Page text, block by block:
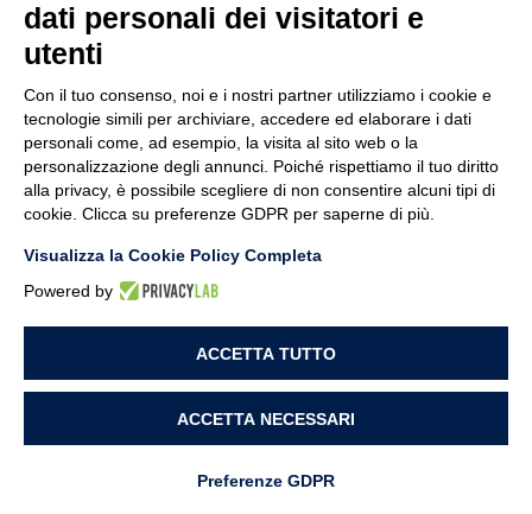
CHI SIAMO
LAVORA CON NOI
STL Connext Srl
dati personali dei visitatori e
utenti
Con il tuo consenso, noi e i nostri partner utilizziamo i cookie e
tecnologie simili per archiviare, accedere ed elaborare i dati
personali come, ad esempio, la visita al sito web o la
personalizzazione degli annunci. Poiché rispettiamo il tuo diritto
alla privacy, è possibile scegliere di non consentire alcuni tipi di
cookie. Clicca su preferenze GDPR per saperne di più.
Visualizza la Cookie Policy Completa
Powered by
ACCETTA TUTTO
ACCETTA NECESSARI
Preferenze GDPR